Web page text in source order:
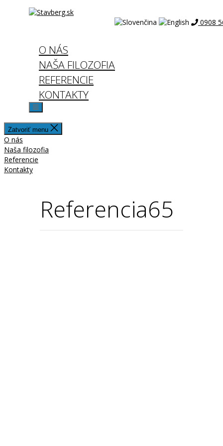
Preskočiť
Stavberg.sk
0908
O NÁS
NAŠA FILOZOFIA
REFERENCIE
KONTAKTY
Zatvoriť menu
O nás
Naša filozofia
Referencie
Kontakty
Referencia65